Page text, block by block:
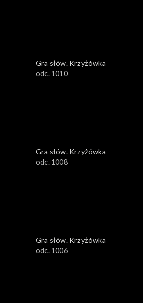
Gra słów. Krzyżówka
odc. 1010
Gra słów. Krzyżówka
odc. 1008
Gra słów. Krzyżówka
odc. 1006